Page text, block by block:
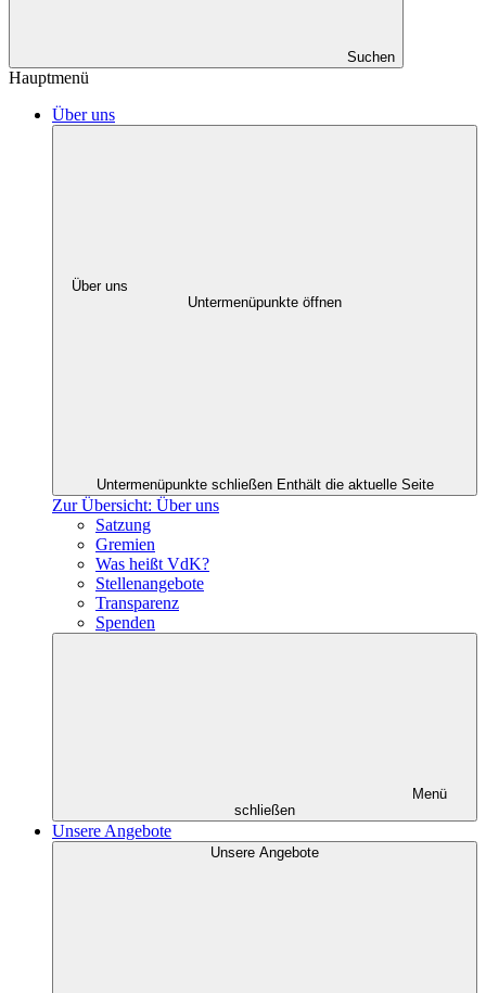
Suchen
Hauptmenü
Über uns
Über uns
Untermenüpunkte öffnen
Untermenüpunkte schließen Enthält die aktuelle Seite
Zur Übersicht: Über uns
Satzung
Gremien
Was heißt VdK?
Stellenangebote
Transparenz
Spenden
Menü
schließen
Unsere Angebote
Unsere Angebote